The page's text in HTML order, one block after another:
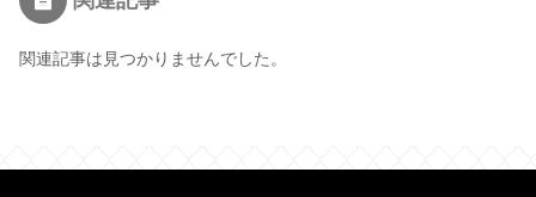
関連記事は見つかりませんでした。